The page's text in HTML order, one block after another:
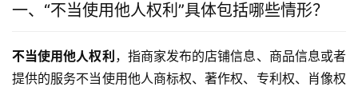
一、“不当使用他人权利”具体包括哪些情形？
不当使用他人权利 ，指商家发布的店铺信息、商品信息或者
提供的服务不当使用他人商标权、著作权、专利权、肖像权